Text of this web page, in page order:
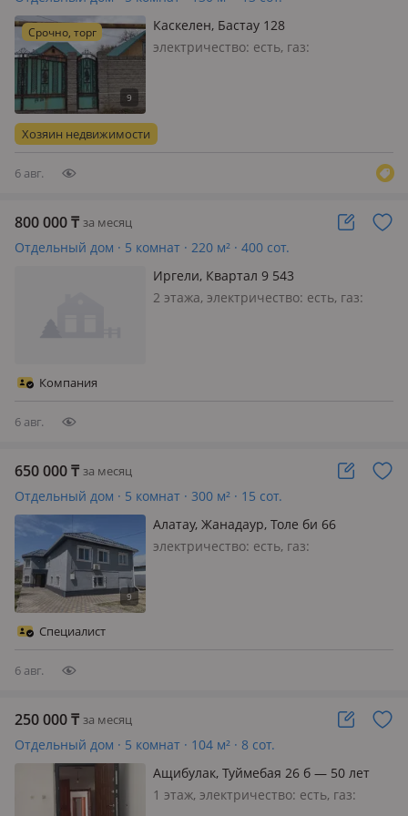
Срочно, торг
Каскелен, Бастау 128
электричество: есть, газ:
долгий срок) На одной территории
два дома, один дом поменьше
Хозяин недвижимости
6 авг.
800 000₸ за месяц
Отдельный дом · 5 комнат · 220 м² · 400 сот.
Иргели, Квартал 9 543
2 этажа, электричество: есть, газ:
Компания
6 авг.
650 000₸ за месяц
Отдельный дом · 5 комнат · 300 м² · 15 сот.
Алатау, Жанадаур, Толе би 66
электричество: есть, газ:
Специалист
6 авг.
250 000₸ за месяц
Отдельный дом · 5 комнат · 104 м² · 8 сот.
Ащибулак, Туймебая 26 б — 50 лет
Победы
1 этаж, электричество: есть, газ: